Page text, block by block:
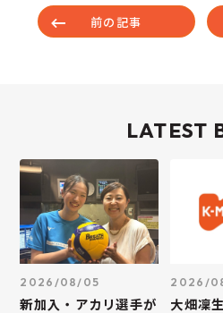
前の記事
LATEST
2026/08/05
新加入・アカリ選手が
2026/
大畑凜